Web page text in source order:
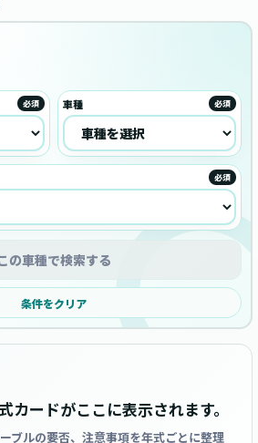
必須 車種 必須
必須
の車種で検索する
条件をクリア
カードがここに表示されます。
ブルの要否、注意事項を年式ごとに整理